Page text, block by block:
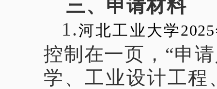
三、申请材料
1.河北工业大学
控制在一页，“申
学、工业设计工程